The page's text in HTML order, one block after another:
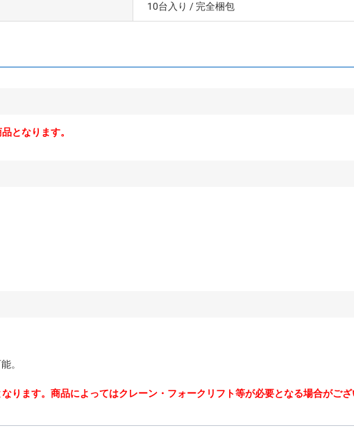
10台入り / 完全梱包
となります。
。
ります。商品によってはクレーン・フォークリフト等が必要となる場合がご